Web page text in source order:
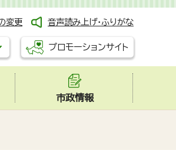
変更 音声読み上げ・ふりがな
プロモーションサイト
市政情報